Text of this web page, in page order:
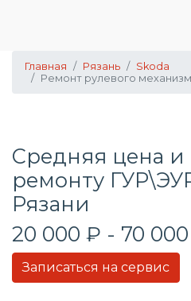
Главная Рязань
Skoda
Ремонт рулевого
Средняя цена и
ремонту
Рязани
20 000 ₽ - 70
Записаться на сервис